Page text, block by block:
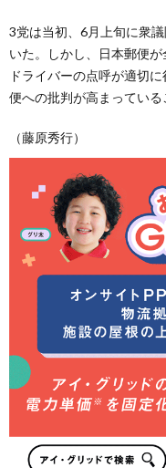
3党は当初、6月上旬に衆
いた。しかし、日本郵便
ドライバーの点呼が適切
便への批判が高まっている
（藤原秀行）